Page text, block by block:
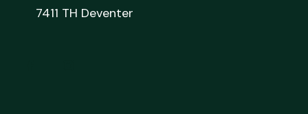
7411 TH Deventer